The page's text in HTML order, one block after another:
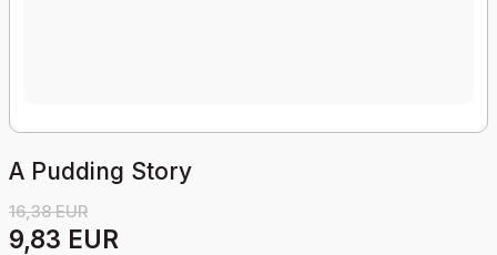
A Pudding Story
16,38 EUR
9,83 EUR